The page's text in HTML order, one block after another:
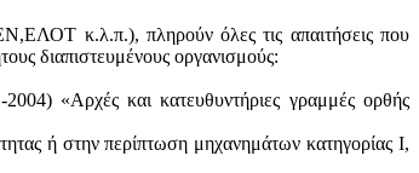
κ.λ.π.), πληρούν όλες τις απαιτήσεις που
διαπιστευμένους οργανισμούς:
«Αρχές και κατευθυντήριες γραμμές ορθής
ή στην περίπτωση μηχανημάτων κατηγορίας Ι,